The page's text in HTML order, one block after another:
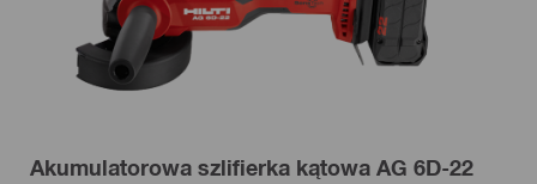
Akumulatorowa szlifierka kątowa AG 6D-22